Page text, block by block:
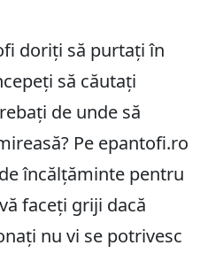
doriți să purtați în
să căutați
de unde să
Pe epantofi.ro
încălțăminte pentru
faceți griji dacă
nu vi se potrivesc